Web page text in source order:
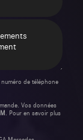
de téléphone
Vos données
. Pour en savoir plus